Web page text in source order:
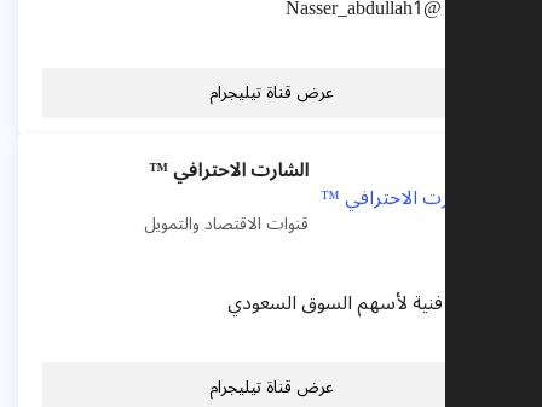
عرض قناة تيليجرام
الشارت الاحترافي ™
قنوات الاقتصاد والتمويل
– قراءة فنية لأسهم السوق السعودي
عرض قناة تيليجرام